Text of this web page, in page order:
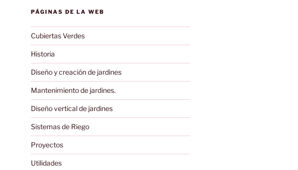
PÁGINAS DE LA WEB
Cubiertas Verdes
Historia
Diseño y creación de jardines
Mantenimiento de jardines.
Diseño vertical de jardines
Sistemas de Riego
Proyectos
Utilidades